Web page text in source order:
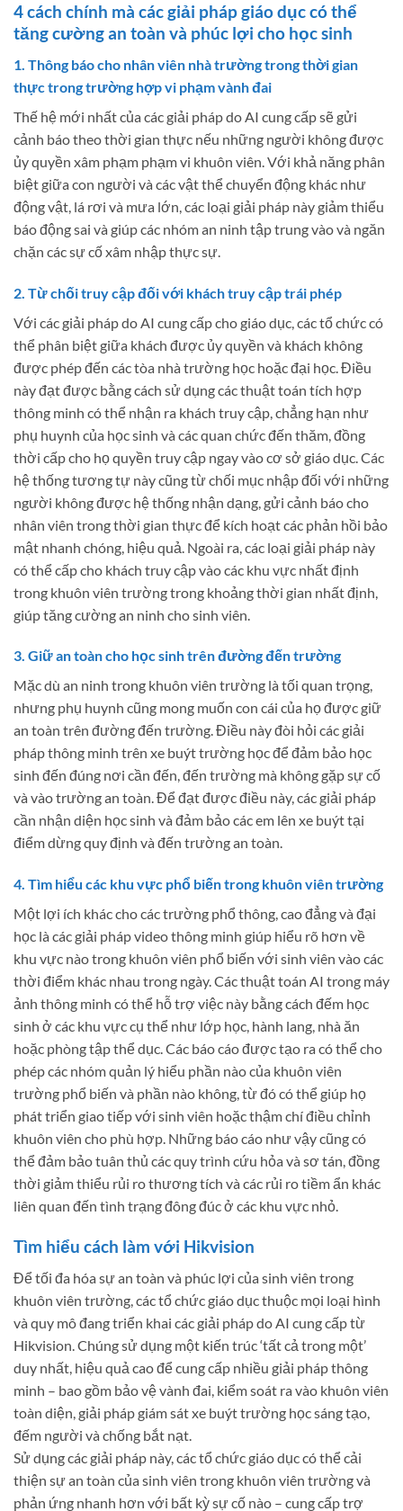
4 cách chính mà các giải pháp giáo dục có thể
tăng cường an toàn và phúc lợi cho học sinh
1. Thông báo cho nhân viên nhà trường trong thời gian
thực trong trường hợp vi phạm vành đai
Thế hệ mới nhất của các giải pháp do AI cung cấp sẽ gửi
cảnh báo theo thời gian thực nếu những người không được
ủy quyền xâm phạm phạm vi khuôn viên. Với khả năng phân
biệt giữa con người và các vật thể chuyển động khác như
động vật, lá rơi và mưa lớn, các loại giải pháp này giảm thiểu
báo động sai và giúp các nhóm an ninh tập trung vào và ngăn
chặn các sự cố xâm nhập thực sự.
2. Từ chối truy cập đối với khách truy cập trái phép
Với các giải pháp do AI cung cấp cho giáo dục, các tổ chức có
thể phân biệt giữa khách được ủy quyền và khách không
được phép đến các tòa nhà trường học hoặc đại học. Điều
này đạt được bằng cách sử dụng các thuật toán tích hợp
thông minh có thể nhận ra khách truy cập, chẳng hạn như
phụ huynh của học sinh và các quan chức đến thăm, đồng
thời cấp cho họ quyền truy cập ngay vào cơ sở giáo dục. Các
hệ thống tương tự này cũng từ chối mục nhập đối với những
người không được hệ thống nhận dạng, gửi cảnh báo cho
nhân viên trong thời gian thực để kích hoạt các phản hồi bảo
mật nhanh chóng, hiệu quả. Ngoài ra, các loại giải pháp này
có thể cấp cho khách truy cập vào các khu vực nhất định
trong khuôn viên trường trong khoảng thời gian nhất định,
giúp tăng cường an ninh cho sinh viên.
3. Giữ an toàn cho học sinh trên đường đến trường
Mặc dù an ninh trong khuôn viên trường là tối quan trọng,
nhưng phụ huynh cũng mong muốn con cái của họ được giữ
an toàn trên đường đến trường. Điều này đòi hỏi các giải
pháp thông minh trên xe buýt trường học để đảm bảo học
sinh đến đúng nơi cần đến, đến trường mà không gặp sự cố
và vào trường an toàn. Để đạt được điều này, các giải pháp
cần nhận diện học sinh và đảm bảo các em lên xe buýt tại
điểm dừng quy định và đến trường an toàn.
4. Tìm hiểu các khu vực phổ biến trong khuôn viên trường
Một lợi ích khác cho các trường phổ thông, cao đẳng và đại
học là các giải pháp video thông minh giúp hiểu rõ hơn về
khu vực nào trong khuôn viên phổ biến với sinh viên vào các
thời điểm khác nhau trong ngày. Các thuật toán AI trong máy
ảnh thông minh có thể hỗ trợ việc này bằng cách đếm học
sinh ở các khu vực cụ thể như lớp học, hành lang, nhà ăn
hoặc phòng tập thể dục. Các báo cáo được tạo ra có thể cho
phép các nhóm quản lý hiểu phần nào của khuôn viên
trường phổ biến và phần nào không, từ đó có thể giúp họ
phát triển giao tiếp với sinh viên hoặc thậm chí điều chỉnh
khuôn viên cho phù hợp. Những báo cáo như vậy cũng có
thể đảm bảo tuân thủ các quy trình cứu hỏa và sơ tán, đồng
thời giảm thiểu rủi ro thương tích và các rủi ro tiềm ẩn khác
liên quan đến tình trạng đông đúc ở các khu vực nhỏ.
Tìm hiểu cách làm với Hikvision
Để tối đa hóa sự an toàn và phúc lợi của sinh viên trong
khuôn viên trường, các tổ chức giáo dục thuộc mọi loại hình
và quy mô đang triển khai các giải pháp do AI cung cấp từ
Hikvision. Chúng sử dụng một kiến ​​trúc ‘tất cả trong một’
duy nhất, hiệu quả cao để cung cấp nhiều giải pháp thông
minh – bao gồm bảo vệ vành đai, kiểm soát ra vào khuôn viên
toàn diện, giải pháp giám sát xe buýt trường học sáng tạo,
đếm người và chống bắt nạt.
Sử dụng các giải pháp này, các tổ chức giáo dục có thể cải
thiện sự an toàn của sinh viên trong khuôn viên trường và
phản ứng nhanh hơn với bất kỳ sự cố nào – cung cấp trợ